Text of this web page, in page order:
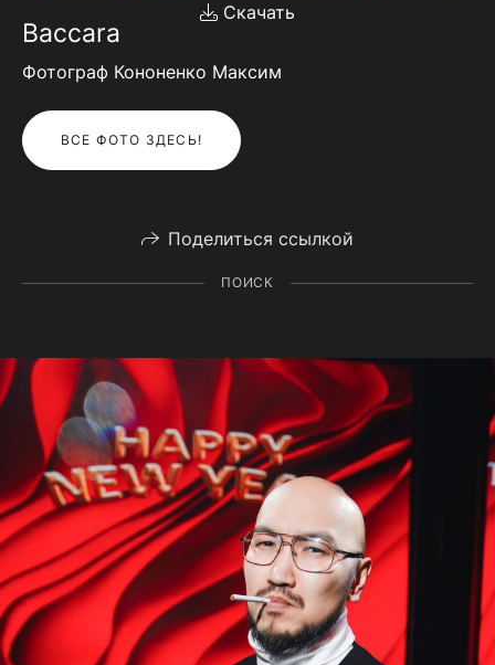
Скачать
Baccara
Фотограф Кононенко Максим
ВСЕ ФОТО ЗДЕСЬ!
Поделиться ссылкой
ПОИСК